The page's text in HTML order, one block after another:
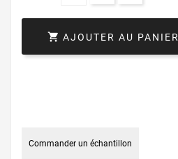
 AJOUTER AU PANIER
Commander un échantillon